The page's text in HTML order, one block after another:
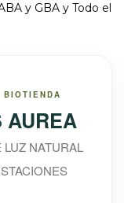
y GBA y Todo el
AUREA
NATURAL